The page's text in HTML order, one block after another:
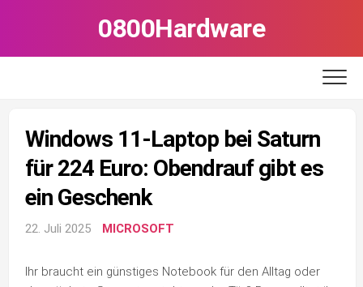
0800Hardware
Windows 11-Laptop bei Saturn
für 224 Euro: Obendrauf gibt es
ein Geschenk
22. Juli 2025 MICROSOFT
Ihr braucht ein günstiges Notebook für den Alltag oder